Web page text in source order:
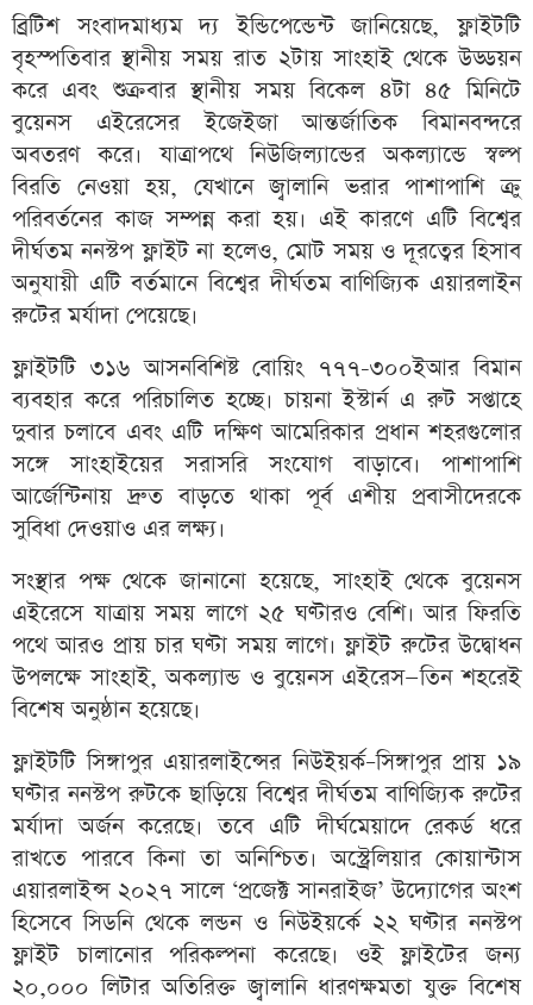
ব্রিটিশ সংবাদমাধ্যম দ্য ইন্ডিপেন্ডেন্ট জানিয়েছে, ফ্লাইটটি
বৃহস্পতিবার স্থানীয় সময় রাত ২টায় সাংহাই থেকে উড্ডয়ন
করে এবং শুক্রবার স্থানীয় সময় বিকেল ৪টা ৪৫ মিনিটে
বুয়েনস এইরেসের ইজেইজা আন্তর্জাতিক বিমানবন্দরে
অবতরণ করে। যাত্রাপথে নিউজিল্যান্ডের অকল্যান্ডে স্বল্প
বিরতি নেওয়া হয়, যেখানে জ্বালানি ভরার পাশাপাশি ক্রু
পরিবর্তনের কাজ সম্পন্ন করা হয়। এই কারণে এটি বিশ্বের
দীর্ঘতম ননস্টপ ফ্লাইট না হলেও, মোট সময় ও দূরত্বের হিসাব
অনুযায়ী এটি বর্তমানে বিশ্বের দীর্ঘতম বাণিজ্যিক এয়ারলাইন
রুটের মর্যাদা পেয়েছে।
ফ্লাইটটি ৩১৬ আসনবিশিষ্ট বোয়িং ৭৭৭-৩০০ইআর বিমান
ব্যবহার করে পরিচালিত হচ্ছে। চায়না ইস্টার্ন এ রুট সপ্তাহে
দুবার চলাবে এবং এটি দক্ষিণ আমেরিকার প্রধান শহরগুলোর
সঙ্গে সাংহাইয়ের সরাসরি সংযোগ বাড়াবে। পাশাপাশি
আর্জেন্টিনায় দ্রুত বাড়তে থাকা পূর্ব এশীয় প্রবাসীদেরকে
সুবিধা দেওয়াও এর লক্ষ্য।
সংস্থার পক্ষ থেকে জানানো হয়েছে, সাংহাই থেকে বুয়েনস
এইরেসে যাত্রায় সময় লাগে ২৫ ঘণ্টারও বেশি। আর ফিরতি
পথে আরও প্রায় চার ঘণ্টা সময় লাগে। ফ্লাইট রুটের উদ্বোধন
উপলক্ষে সাংহাই, অকল্যান্ড ও বুয়েনস এইরেস—তিন শহরেই
বিশেষ অনুষ্ঠান হয়েছে।
ফ্লাইটটি সিঙ্গাপুর এয়ারলাইন্সের নিউইয়র্ক–সিঙ্গাপুর প্রায় ১৯
ঘণ্টার ননস্টপ রুটকে ছাড়িয়ে বিশ্বের দীর্ঘতম বাণিজ্যিক রুটের
মর্যাদা অর্জন করেছে। তবে এটি দীর্ঘমেয়াদে রেকর্ড ধরে
রাখতে পারবে কিনা তা অনিশ্চিত। অস্ট্রেলিয়ার কোয়ান্টাস
এয়ারলাইন্স ২০২৭ সালে ‘প্রজেক্ট সানরাইজ’ উদ্যোগের অংশ
হিসেবে সিডনি থেকে লন্ডন ও নিউইয়র্কে ২২ ঘণ্টার ননস্টপ
ফ্লাইট চালানোর পরিকল্পনা করেছে। ওই ফ্লাইটের জন্য
২০,০০০ লিটার অতিরিক্ত জ্বালানি ধারণক্ষমতা যুক্ত বিশেষ